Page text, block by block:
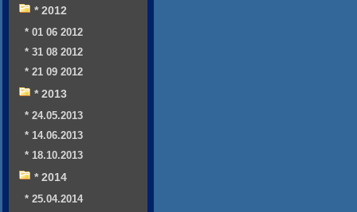
* 2012
* 01 06 2012
* 31 08 2012
* 21 09 2012
* 2013
* 24.05.2013
* 14.06.2013
* 18.10.2013
* 2014
* 25.04.2014